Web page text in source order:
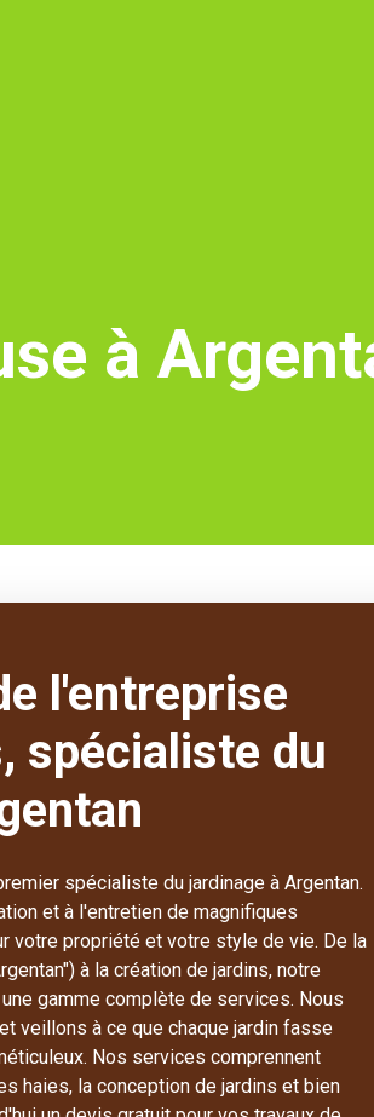
à
l'entreprise
spécialiste du
spécialiste du jardinage à Argentan.
et à l'entretien de magnifiques
votre propriété et votre style de vie. De la
à la création de jardins, notre
gamme complète de services. Nous
veillons à ce que chaque jardin fasse
Nos services comprennent
haies, la conception de jardins et bien